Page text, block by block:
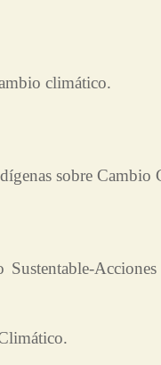
climático.
sobre Cambio